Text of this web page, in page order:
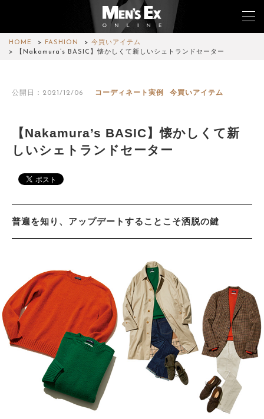
HOME FASHION
今買いアイテム
【Nakamura’s BASIC】懐かしくて新しいシェトランドセーター
公開日：2021/12/06 コーディネート実例 今買いアイテム
【Nakamura’s BASIC】懐かしくて新
しいシェトランドセーター
普遍を知り、アップデートすることこそ洒脱の鍵
WATCH
CAR&BIKE
LIFESTYLE
サイトマップ